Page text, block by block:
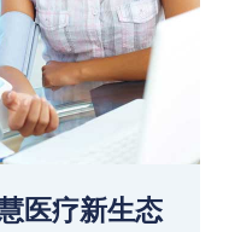
医疗新生态